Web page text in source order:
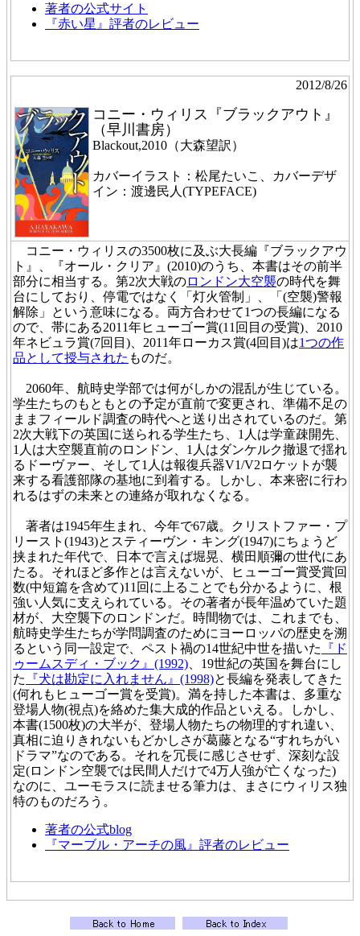
著者の公式サイト
『赤い星』評者のレビュー
2012/8/26
コニー・ウィリス『ブラックアウト』
（早川書房）
Blackout,2010（大森望訳）
カバーイラスト：松尾たいこ、カバーデザ
イン：渡邊民人(TYPEFACE)
コニー・ウィリスの3500枚に及ぶ大長編『ブラックアウ
ト』、『オール・クリア』(2010)のうち、本書はその前半
部分に相当する。第2次大戦のロンドン大空襲の時代を舞
台にしており、停電ではなく「灯火管制」、「(空襲)警報
解除」という意味になる。両方合わせて1つの長編になる
ので、帯にある2011年ヒューゴー賞(11回目の受賞)、2010
年ネビュラ賞(7回目)、2011年ローカス賞(4回目)は1つの作
品として授与された ものだ。
2060年、航時史学部では何がしかの混乱が生じている。
学生たちのもともとの予定が直前で変更され、準備不足の
ままフィールド調査の時代へと送り出されているのだ。第
2次大戦下の英国に送られる学生たち、1人は学童疎開先、
1人は大空襲直前のロンドン、1人はダンケルク撤退で揺れ
るドーヴァー、そして1人は報復兵器V1/V2ロケットが襲
来する看護部隊の基地に到着する。しかし、本来密に行わ
れるはずの未来との連絡が取れなくなる。
著者は1945年生まれ、今年で67歳。クリストファー・プ
リースト(1943)とスティーヴン・キング(1947)にちょうど
挟まれた年代で、日本で言えば堀晃、横田順彌の世代にあ
たる。それほど多作とは言えないが、ヒューゴー賞受賞回
数(中短篇を含めて)11回に上ることでも分かるように、根
強い人気に支えられている。その著者が長年温めていた題
材が、大空襲下のロンドンだ。時間物では、これまでも、
航時史学生たちが学問調査のためにヨーロッパの歴史を溯
るという同一設定で、ペスト禍の14世紀中世を描いた
『ド
ゥームスディ・ブック』(1992) 、19世紀の英国を舞台にし
た
『犬は勘定に入れません』(1998)と長編を発表してきた
(何れもヒューゴー賞を受賞)。満を持した本書は、多重な
登場人物(視点)を絡めた集大成的作品といえる。しかし、
本書(1500枚)の大半が、登場人物たちの物理的すれ違い、
真相に迫りきれないもどかしさが葛藤となる“すれちがい
ドラマ”なのである。それを冗長に感じさせず、深刻な設
定(ロンドン空襲では民間人だけで4万人強が亡くなった)
なのに、ユーモラスに読ませる筆力は、まさにウィリス独
特のものだろう。
著者の公式blog
『マーブル・アーチの風』評者のレビュー